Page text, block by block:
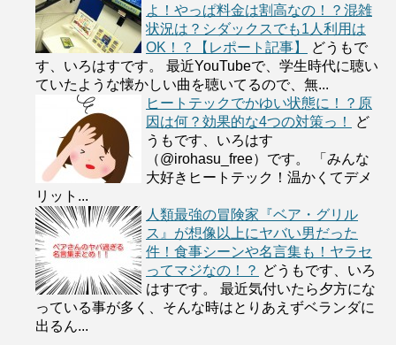
よ！やっぱ料金は割高なの！？混雑
状況は？シダックスでも1人利用は
OK！？【レポート記事】
どうもで
す、いろはすです。 最近YouTubeで、学生時代に聴い
ていたような懐かしい曲を聴いてるので、無...
ヒートテックでかゆい状態に！？原
因は何？効果的な4つの対策っ！
ど
うもです、いろはす
（@irohasu_free）です。 「みんな
大好きヒートテック！温かくてデメ
リット...
人類最強の冒険家『ベア・グリル
ス』が想像以上にヤバい男だった
件！食事シーンや名言集も！ヤラセ
ってマジなの！？ どうもです、いろ
はすです。 最近気付いたら夕方にな
っている事が多く、そんな時はとりあえずベランダに
出るん...